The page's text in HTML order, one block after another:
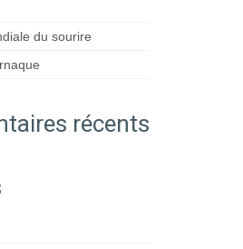
du sourire
récents